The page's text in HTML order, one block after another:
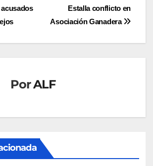
Estalla conflicto en
Asociación Ganadera
PorALF